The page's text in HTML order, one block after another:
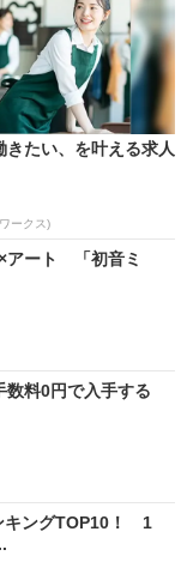
きたい、を叶える求人
ークス)
アート 「初音ミ
料0円で入手する
キングTOP10！ 1